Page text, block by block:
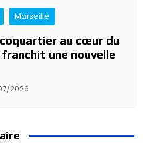
Marseille
au cœur du
une nouvelle
2026